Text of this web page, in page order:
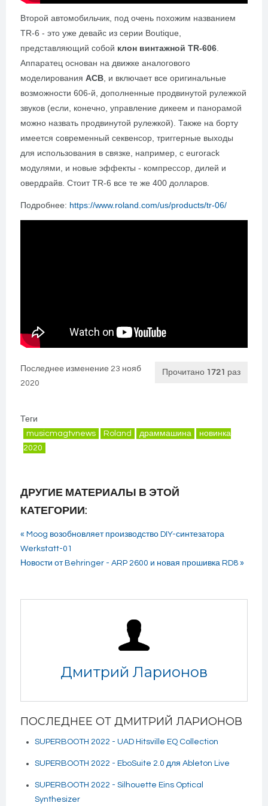
Второй автомобильчик, под очень похожим названием
TR-6 - это уже девайс из серии Boutique,
представляющий собой клон винтажной TR-606
Аппаратец основан на движке аналогового
моделирования ACB , и включает все оригинальные
возможности 606-й, дополненные продвинутой рулежкой
звуков (если, конечно, управление дикеем и панорамой
можно назвать продвинутой рулежкой). Также на борту
имеется современный секвенсор, триггерные выходы
для использования в связке, например, с eurorack
модулями, и новые эффекты - компрессор, дилей и
овердрайв. Стоит TR-6 все те же 400 долларов.
Подробнее: https://www.roland.com/us/products/tr-06/
Прочитано 1721 раз
Последнее изменение 23 нояб
2020
Теги
musicmagtvnews
Roland драммашина
новинка
2020
ДРУГИЕ МАТЕРИАЛЫ В ЭТОЙ
КАТЕГОРИИ:
« Moog возобновляет производство DIY-синтезатора
Werkstatt-01
Новости от Behringer - ARP 2600 и новая прошивка RD8 »
Дмитрий Ларионов
ПОСЛЕДНЕЕ ОТ ДМИТРИЙ ЛАРИОНОВ
SUPERBOOTH 2022 - UAD Hitsville EQ Collection
SUPERBOOTH 2022 - EboSuite 2.0 для Ableton Live
SUPERBOOTH 2022 - Silhouette Eins Optical
Synthesizer